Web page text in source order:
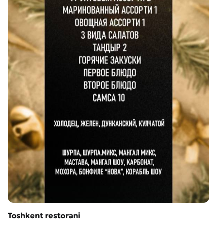
Toshkent restorani